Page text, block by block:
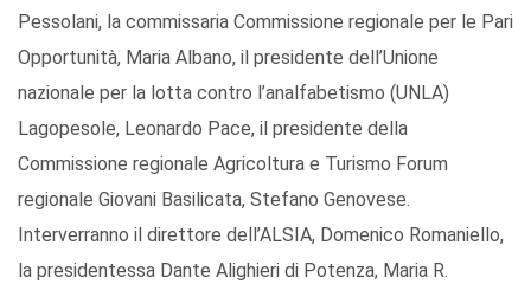
Pessolani, la commissaria Commissione regionale per le Pari
Opportunità, Maria Albano, il presidente dell’Unione
nazionale per la lotta contro l’analfabetismo (UNLA)
Lagopesole, Leonardo Pace, il presidente della
Commissione regionale Agricoltura e Turismo Forum
regionale Giovani Basilicata, Stefano Genovese.
Interverranno il direttore dell’ALSIA, Domenico Romaniello,
la presidentessa Dante Alighieri di Potenza, Maria R.